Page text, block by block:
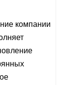
компании